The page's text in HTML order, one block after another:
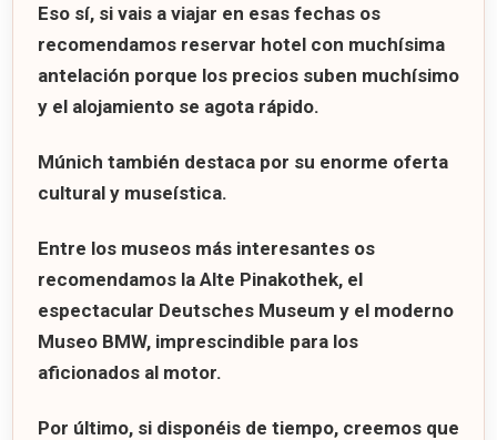
Eso sí, si vais a viajar en esas fechas os
recomendamos reservar hotel con muchísima
antelación porque los precios suben muchísimo
y el alojamiento se agota rápido.
Múnich también destaca por su enorme oferta
cultural y museística.
Entre los museos más interesantes os
recomendamos la Alte Pinakothek, el
espectacular Deutsches Museum y el moderno
Museo BMW, imprescindible para los
aficionados al motor.
Por último, si disponéis de tiempo, creemos que